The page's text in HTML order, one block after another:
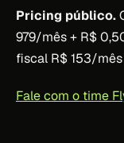
Pricing público.
979/mês + R$
fiscal R$ 153/
Fale com o time